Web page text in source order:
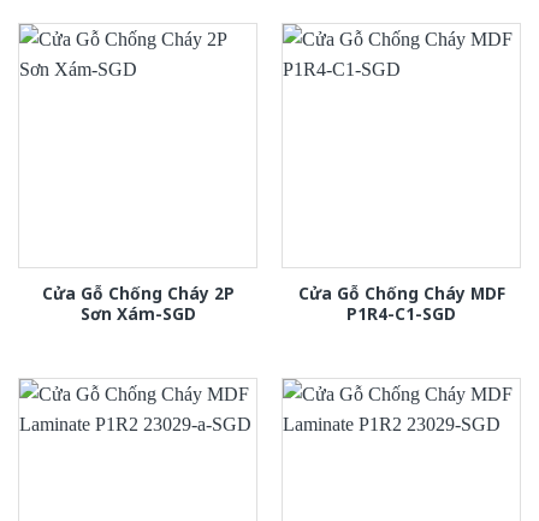
Cửa Gỗ Chống Cháy 2P
Sơn Xám-SGD
Cửa Gỗ Chống Cháy MDF
P1R4-C1-SGD